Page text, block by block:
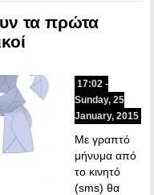
τα πρώτα
17:02 -
Sunday, 25
January, 2015
Με γραπτό
μήνυμα από
το κινητό
(sms) θα